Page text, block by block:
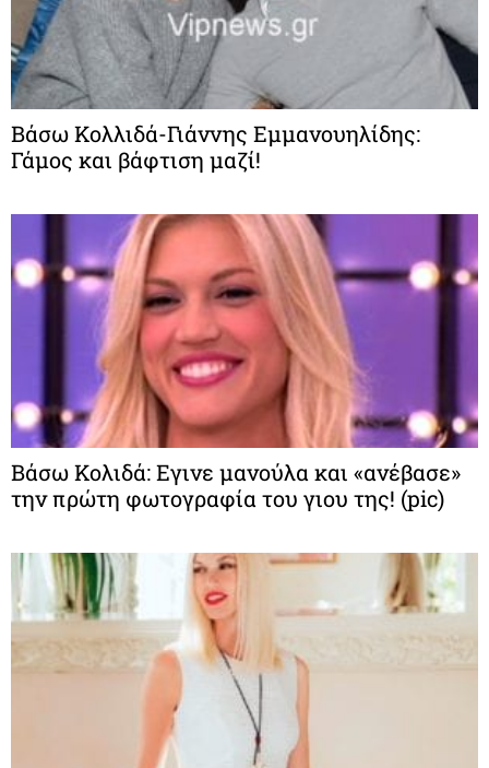
Βάσω Κολλιδά-Γιάννης Εμμανουηλίδης:
Γάμος και βάφτιση μαζί!
Βάσω Κολιδά: Εγινε μανούλα και «ανέβασε»
την πρώτη φωτογραφία του γιου της! (pic)